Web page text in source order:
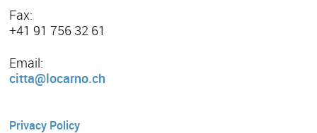
Fax:
+41 91 756 32 61
Email:
citta@locarno.ch
Privacy Policy